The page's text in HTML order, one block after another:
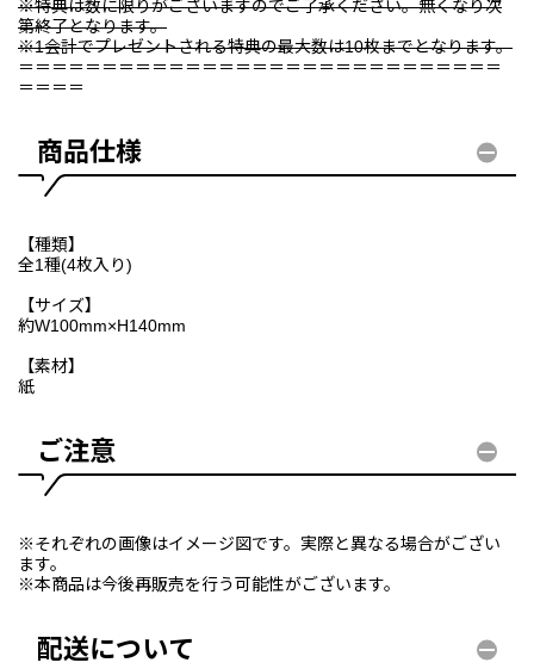
※特典は数に限りがございますのでご了承ください。無くなり次
第終了となります。
※1会計でプレゼントされる特典の最大数は10枚までとなります。
＝＝＝＝＝＝＝＝＝＝＝＝＝＝＝＝＝＝＝＝＝＝＝＝＝＝＝＝＝
＝＝＝＝
商品仕様
【種類】
全1種(4枚入り)
【サイズ】
約W100mm×H140mm
【素材】
紙
ご注意
※それぞれの画像はイメージ図です。実際と異なる場合がござい
ます。
※本商品は今後再販売を行う可能性がございます。
配送について